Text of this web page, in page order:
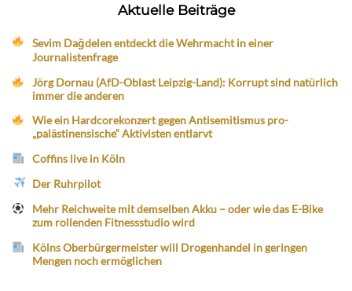
Aktuelle Beiträge
Sevim Dağdelen entdeckt die Wehrmacht in einer
Journalistenfrage
Jörg Dornau (AfD-Oblast Leipzig-Land): Korrupt sind natürlich
immer die anderen
Wie ein Hardcorekonzert gegen Antisemitismus pro-
„palästinensische“ Aktivisten entlarvt
Coffins live in Köln
Der Ruhrpilot
Mehr Reichweite mit demselben Akku – oder wie das E-Bike
zum rollenden Fitnessstudio wird
Kölns Oberbürgermeister will Drogenhandel in geringen
Mengen noch ermöglichen